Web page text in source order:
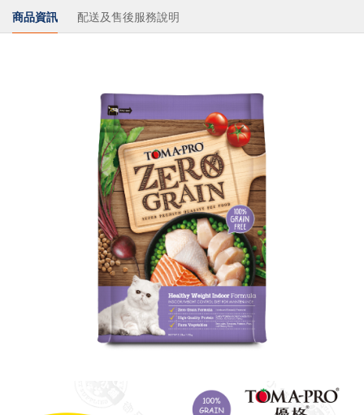
商品資訊 配送及售後服務說明